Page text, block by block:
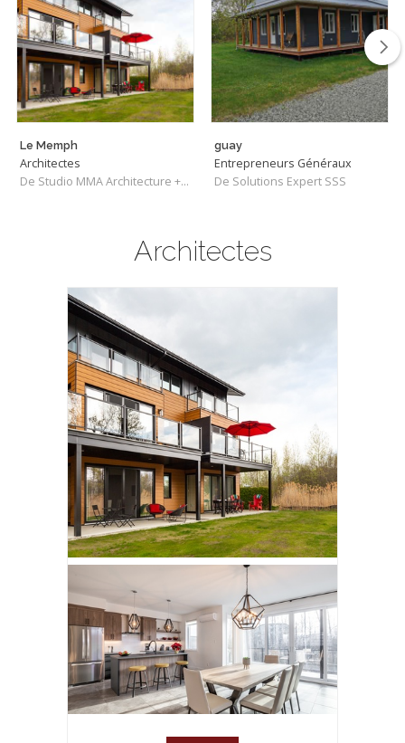
Le Memph
Architectes
De Studio MMA Architecture + Design
guay
Entrepreneurs Généraux
De Solutions Expert SSS
Architectes